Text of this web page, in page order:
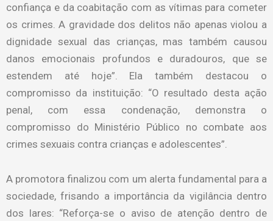
confiança e da coabitação com as vítimas para cometer
os crimes. A gravidade dos delitos não apenas violou a
dignidade sexual das crianças, mas também causou
danos emocionais profundos e duradouros, que se
estendem até hoje”. Ela também destacou o
compromisso da instituição: “O resultado desta ação
penal, com essa condenação, demonstra o
compromisso do Ministério Público no combate aos
crimes sexuais contra crianças e adolescentes”.
A promotora finalizou com um alerta fundamental para a
sociedade, frisando a importância da vigilância dentro
dos lares: “Reforça-se o aviso de atenção dentro de